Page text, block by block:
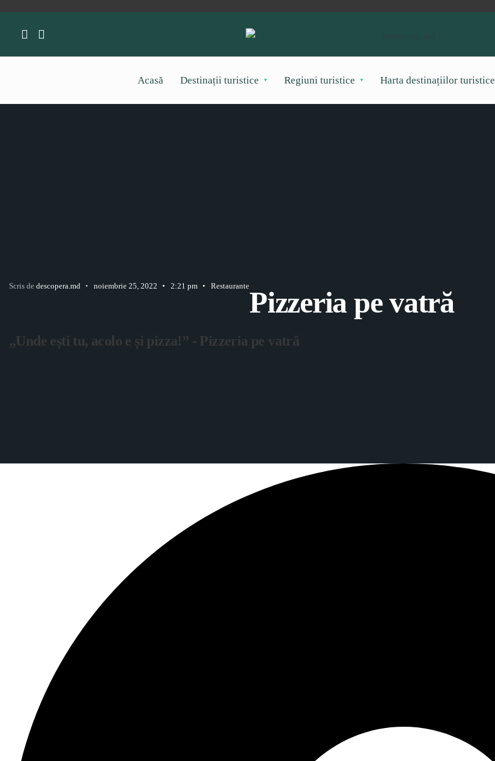
Acasă Destinații turistice Regiuni turistice Harta destinațiilor turistice
Scris de descopera.md • noiembrie 25, 2022 • 2:21 pm • RestaurantePizzeria pe vatră
„Unde ești tu, acolo e și pizza!” - Pizzeria pe vatră